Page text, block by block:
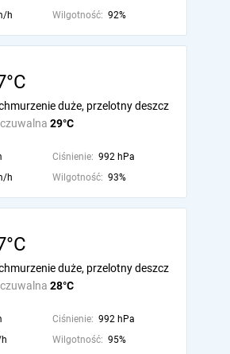
h Wilgotność: 92%
29°C
duże, przelotny deszcz
Ciśnienie: 992 hPa
h Wilgotność: 93%
28°C
duże, przelotny deszcz
Ciśnienie: 992 hPa
Wilgotność: 95%